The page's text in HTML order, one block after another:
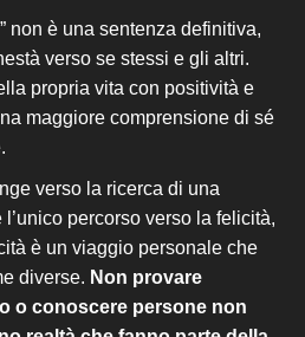
non è una sentenza definitiva,
verso se stessi e gli altri.
propria vita con positività e
maggiore comprensione di sé
verso la ricerca di una
percorso verso la felicità,
è un viaggio personale che
diverse. Non provare
o conoscere persone non